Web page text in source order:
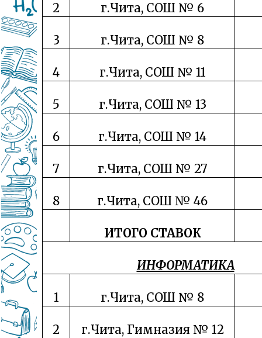
2 г.Чита, СОШ № 6
3 г.Чита, СОШ № 8
4 г.Чита, СОШ № 11
5 г.Чита, СОШ № 13
6 г.Чита, СОШ № 14
7 г.Чита, СОШ № 27
8 г.Чита, СОШ № 46
ИТОГО СТАВОК
ИНФОРМАТИКА
1 г.Чита, СОШ № 8
2 г.Чита, Гимназия № 12